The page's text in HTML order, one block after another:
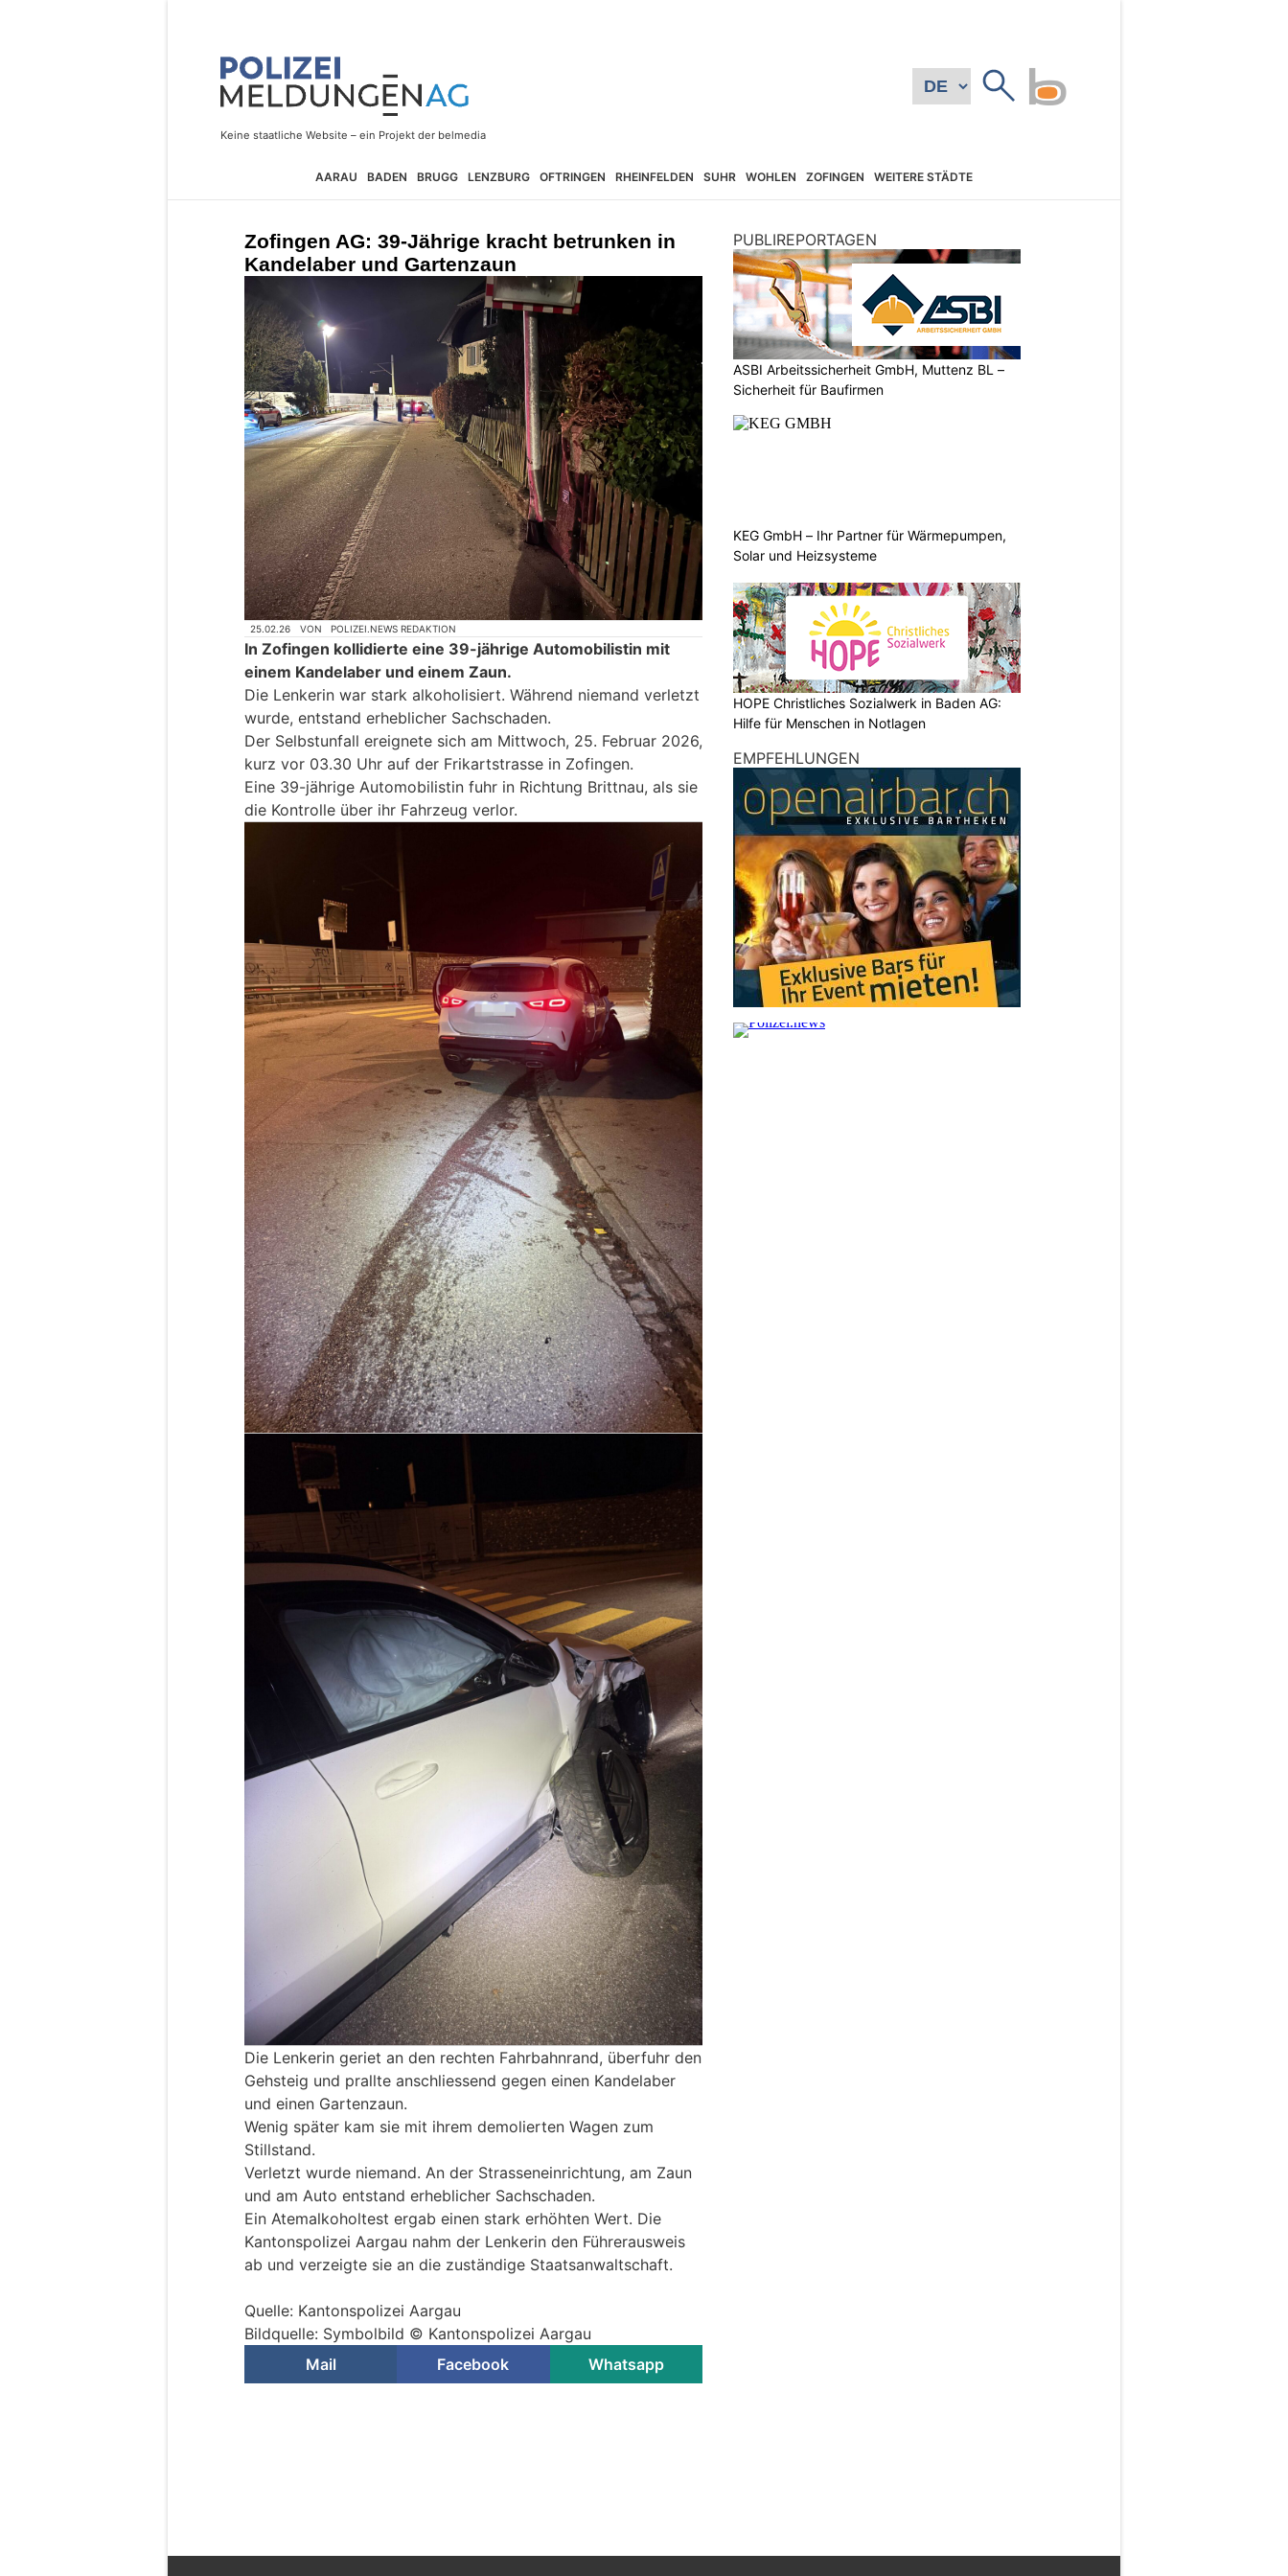
AARAU BADEN BRUGG LENZBURG OFTRINGEN RHEINFELDEN SUHR WOHLEN ZOFINGEN WEITERE STÄDTE
Zofingen AG: 39-Jährige kracht betrunken in
Kandelaber und Gartenzaun
25.02.26 VON POLIZEI.NEWS REDAKTION
In Zofingen kollidierte eine 39-jährige Automobilistin mit
einem Kandelaber und einem Zaun.
Die Lenkerin war stark alkoholisiert. Während niemand verletzt
wurde, entstand erheblicher Sachschaden.
Der Selbstunfall ereignete sich am Mittwoch, 25. Februar 2026,
kurz vor 03.30 Uhr auf der Frikartstrasse in Zofingen.
Eine 39-jährige Automobilistin fuhr in Richtung Brittnau, als sie
die Kontrolle über ihr Fahrzeug verlor.
Die Lenkerin geriet an den rechten Fahrbahnrand, überfuhr den
Gehsteig und prallte anschliessend gegen einen Kandelaber
und einen Gartenzaun.
Wenig später kam sie mit ihrem demolierten Wagen zum
Stillstand.
Verletzt wurde niemand. An der Strasseneinrichtung, am Zaun
und am Auto entstand erheblicher Sachschaden.
Ein Atemalkoholtest ergab einen stark erhöhten Wert. Die
Kantonspolizei Aargau nahm der Lenkerin den Führerausweis
ab und verzeigte sie an die zuständige Staatsanwaltschaft.
Quelle: Kantonspolizei Aargau
Bildquelle: Symbolbild © Kantonspolizei Aargau
Mail
Facebook Whatsapp
PUBLIREPORTAGEN
ASBI Arbeitssicherheit GmbH, Muttenz BL –
Sicherheit für Baufirmen
KEG GmbH – Ihr Partner für Wärmepumpen,
Solar und Heizsysteme
HOPE Christliches Sozialwerk in Baden AG:
Hilfe für Menschen in Notlagen
EMPFEHLUNGEN